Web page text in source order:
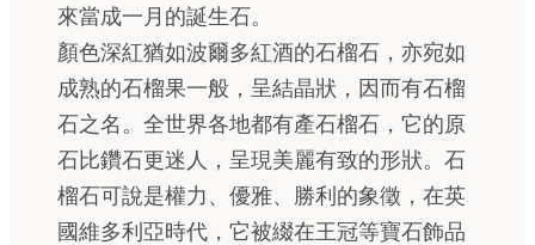
來當成一月的誕生石。
顏色深紅猶如波爾多紅酒的石榴石，亦宛如
成熟的石榴果一般，呈結晶狀，因而有石榴
石之名。全世界各地都有產石榴石，它的原
石比鑽石更迷人，呈現美麗有致的形狀。石
榴石可說是權力、優雅、勝利的象徵，在英
國維多利亞時代，它被綴在王冠等寶石飾品